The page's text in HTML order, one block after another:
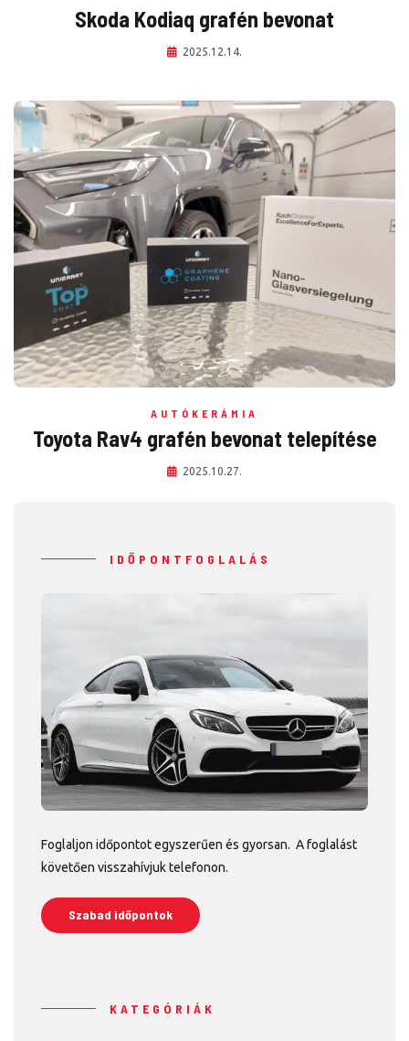
Skoda Kodiaq grafén bevonat
2025.12.14.
AUTÓKERÁMIA
Toyota Rav4 grafén bevonat telepítése
2025.10.27.
IDŐPONTFOGLALÁS
Foglaljon időpontot egyszerűen és gyorsan. A foglalást
követően visszahívjuk telefonon.
Szabad időpontok
KATEGÓRIÁK